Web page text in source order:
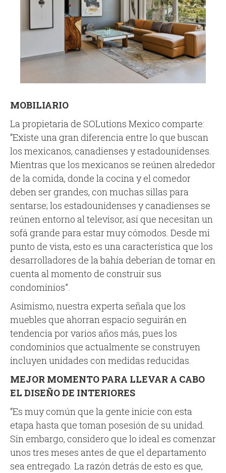
MOBILIARIO
La propietaria de SOLutions Mexico comparte:
“Existe una gran diferencia entre lo que buscan
los mexicanos, canadienses y estadounidenses.
Mientras que los mexicanos se reúnen alrededor
de la comida, donde la cocina y el comedor
deben ser grandes, con muchas sillas para
sentarse; los estadounidenses y canadienses se
reúnen entorno al televisor, así que necesitan un
sofá grande para estar muy cómodos. Desde mi
punto de vista, esto es una característica que los
desarrolladores de la bahía deberían de tomar en
cuenta al momento de construir sus
condominios”.
Asimismo, nuestra experta señala que los
muebles que ahorran espacio seguirán en
tendencia por varios años más, pues los
condominios que actualmente se construyen
incluyen unidades con medidas reducidas.
MEJOR MOMENTO PARA LLEVAR A CABO
EL DISEÑO DE INTERIORES
“Es muy común que la gente inicie con esta
etapa hasta que toman posesión de su unidad.
Sin embargo, considero que lo ideal es comenzar
unos tres meses antes de que el departamento
sea entregado. La razón detrás de esto es que,